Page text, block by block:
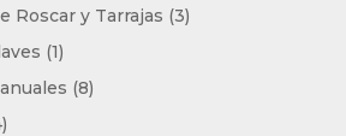
productos
Roscar y Tarrajas 33
11
producto
88
14